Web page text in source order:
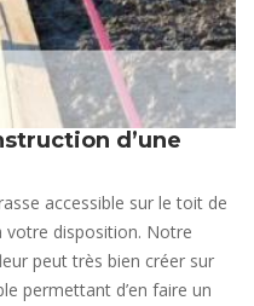
d’une
accessible sur le toit de
votre disposition. Notre
peut très bien créer sur
permettant d’en faire un